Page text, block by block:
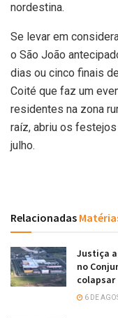
nordestina.
Se levar em
o São João
dias ou cinco finais
Coité que faz um
residentes na zona
raíz, abriu os
julho.
Relacionadas
Justiça
no
colapsar
6 DE